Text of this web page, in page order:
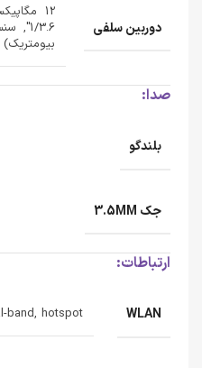
دوربین سلفی
بیومتریک)
صدا:
بلندگو
جک 3.5MM
ارتباطات:
WLAN
band, hotspot